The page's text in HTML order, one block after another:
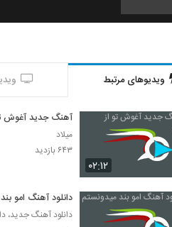
Havaset Nist)
۲۵۸ بازدید
موزیک زیبای حس ناب از ناصر
۳۹۵ بازدید
موزیک زیبای دکترای دلبری از
۳۰۵ بازدید
ویدیوهای مرتبط
۰۲:۱۲
آهنگ جدید آغوش تو
میلاد
۶۴۳ بازدید
دانلود آهنگ امو